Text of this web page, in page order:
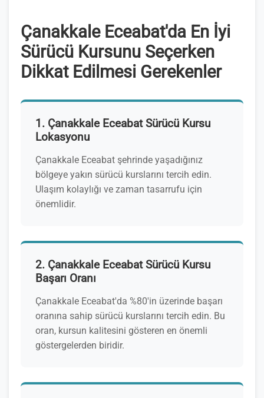
Çanakkale Eceabat'da En İyi
Sürücü Kursunu Seçerken
Dikkat Edilmesi Gerekenler
1. Çanakkale Eceabat Sürücü Kursu
Lokasyonu
Çanakkale Eceabat şehrinde yaşadığınız
bölgeye yakın sürücü kurslarını tercih edin.
Ulaşım kolaylığı ve zaman tasarrufu için
önemlidir.
2. Çanakkale Eceabat Sürücü Kursu
Başarı Oranı
Çanakkale Eceabat'da %80'in üzerinde başarı
oranına sahip sürücü kurslarını tercih edin. Bu
oran, kursun kalitesini gösteren en önemli
göstergelerden biridir.